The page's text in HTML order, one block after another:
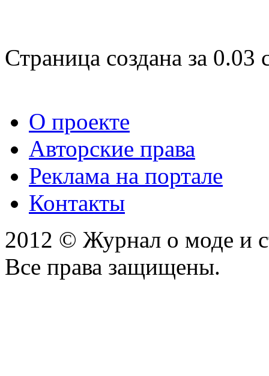
Страница создана за 0.03
О проекте
Авторские права
Реклама на портале
Контакты
2012 © Журнал о моде и
Все права защищены.